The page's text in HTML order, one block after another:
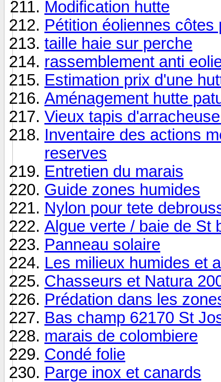
Modification hutte
Pétition éoliennes côtes
taille haie sur perche
rassemblement anti
Estimation prix d'une
Aménagement hutte
Vieux tapis
Inventaire des actions
reserves
Entretien du marais
Guide zones humides
Nylon pour tete
Algue verte / baie de St
Panneau solaire
Les milieux humides et
Chasseurs et Natura
Prédation dans les
Bas champ 62170 St
marais de colombiere
Condé folie
Parge inox et canards